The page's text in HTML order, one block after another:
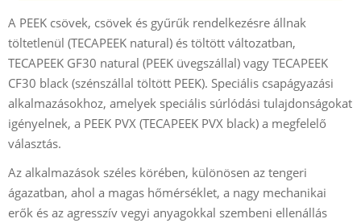
A PEEK csövek, csövek és gyűrűk rendelkezésre állnak
töltetlenül (TECAPEEK natural) és töltött változatban,
TECAPEEK GF30 natural (PEEK üvegszállal) vagy TECAPEEK
CF30 black (szénszállal töltött PEEK). Speciális csapágyazási
alkalmazásokhoz, amelyek speciális súrlódási tulajdonságokat
igényelnek, a PEEK PVX (TECAPEEK PVX black) a megfelelő
választás.
Az alkalmazások széles körében, különösen az tengeri
ágazatban, ahol a magas hőmérséklet, a nagy mechanikai
erők és az agresszív vegyi anyagokkal szembeni ellenállás